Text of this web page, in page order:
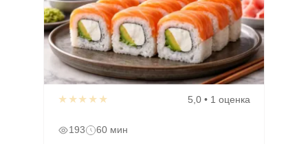
★★★★★ 5,0 • 1 оценка
193 60 мин